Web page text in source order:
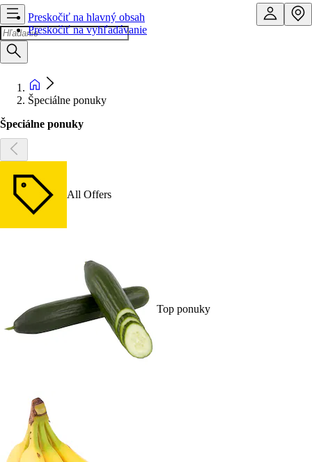
Preskočiť na hlavný obsah
Preskočiť na vyhľadávanie
Špeciálne ponuky
Špeciálne ponuky
All Offers
Top ponuky